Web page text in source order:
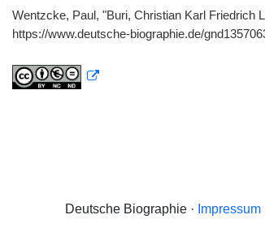
Wentzcke, Paul, "Buri, Christian Karl Friedrich
https://www.deutsche-biographie.de/
Deutsche Biographie · Impressum